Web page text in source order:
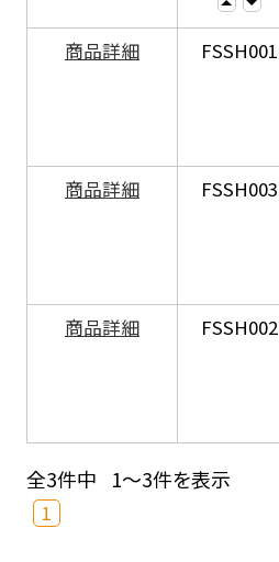
商品詳細 FSSH001
商品詳細
FSSH003
商品詳細
FSSH002
全3件中 1～3件を表示
1